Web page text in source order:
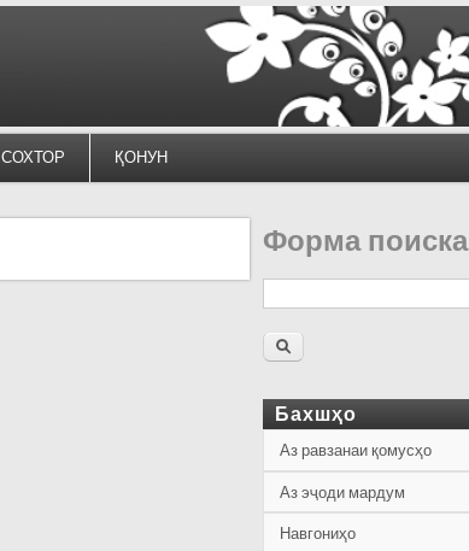
СОХТОР ҚОНУН
Форма поиска
Бахшҳо
Аз равзанаи қомусҳо
Аз эҷоди мардум
Навгониҳо